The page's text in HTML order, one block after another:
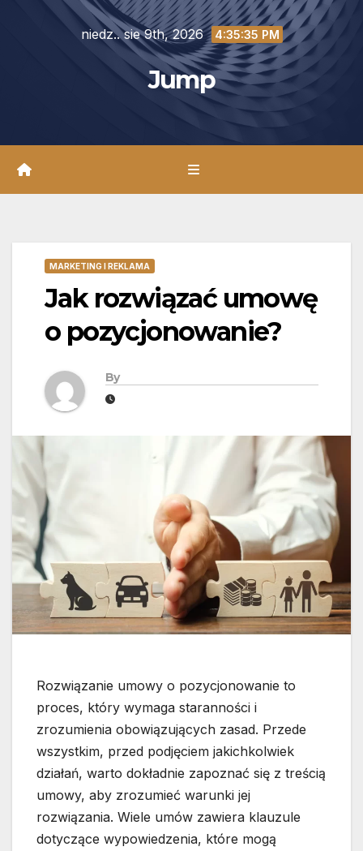
niedz.. sie 9th, 2026 4:35:36 PM
Jump
MARKETING I REKLAMA
Jak rozwiązać umowę
o pozycjonowanie?
By
Rozwiązanie umowy o pozycjonowanie to
proces, który wymaga staranności i
zrozumienia obowiązujących zasad. Przede
wszystkim, przed podjęciem jakichkolwiek
działań, warto dokładnie zapoznać się z treścią
umowy, aby zrozumieć warunki jej
rozwiązania. Wiele umów zawiera klauzule
dotyczące wypowiedzenia, które mogą